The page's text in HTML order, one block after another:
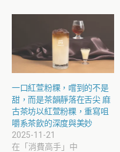
一口紅萱粉粿，嚐到的不是
甜，而是茶韻靜落在舌尖 麻
古茶坊以紅萱粉粿，重寫咀
嚼系茶飲的深度與美妙
2025-11-21
在「消費高手」中